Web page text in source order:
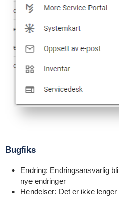
Bugfiks
Endring: Endringsansvarlig
nye endringer
Hendelser: Det er ikke